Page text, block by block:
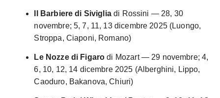
Il Barbiere di Sivigliadi Rossini — 28, 30
novembre; 5, 7, 11, 13 dicembre 2025 (Luongo,
Stroppa, Ciaponi, Romano)
Le Nozze di Figaro di Mozart — 29 novembre; 4,
6, 10, 12, 14 dicembre 2025 (Alberghini, Lippo,
Caoduro, Bakanova, Chiuri)